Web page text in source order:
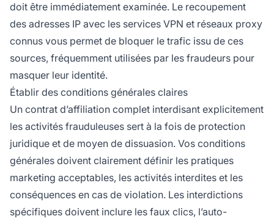
doit être immédiatement examinée. Le recoupement
des adresses IP avec les services VPN et réseaux proxy
connus vous permet de bloquer le trafic issu de ces
sources, fréquemment utilisées par les fraudeurs pour
masquer leur identité.
Établir des conditions générales claires
Un contrat d’affiliation complet interdisant explicitement
les activités frauduleuses sert à la fois de protection
juridique et de moyen de dissuasion. Vos conditions
générales doivent clairement définir les pratiques
marketing acceptables, les activités interdites et les
conséquences en cas de violation. Les interdictions
spécifiques doivent inclure les faux clics, l’auto-